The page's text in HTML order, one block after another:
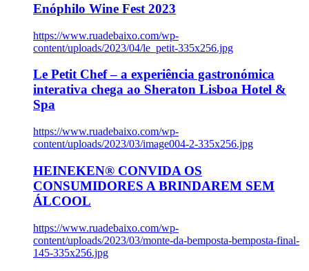
Enóphilo Wine Fest 2023
https://www.ruadebaixo.com/wp-
content/uploads/2023/04/le_petit-335x256.jpg
Le Petit Chef – a experiência gastronómica
interativa chega ao Sheraton Lisboa Hotel &
Spa
https://www.ruadebaixo.com/wp-
content/uploads/2023/03/image004-2-335x256.jpg
HEINEKEN® CONVIDA OS
CONSUMIDORES A BRINDAREM SEM
ÁLCOOL
https://www.ruadebaixo.com/wp-
content/uploads/2023/03/monte-da-bemposta-bemposta-final-
145-335x256.jpg